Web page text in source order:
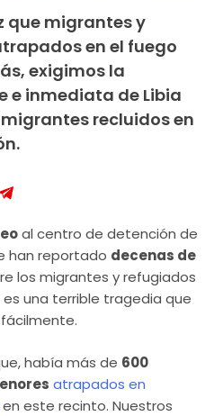
que migrantes y
en el fuego
exigimos la
e inmediata de Libia
recluidos en
al centro de detención de
han reportado decenas de
los migrantes y refugiados
una terrible tragedia que
había más de 600
atrapados en
en este recinto. Nuestros